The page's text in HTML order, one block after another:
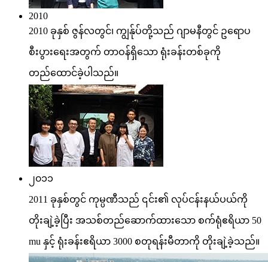
2010
2010 ခုနှစ် ဇွန်လတွင်၊ ကျွန်ုပ်တို့သည် ဂျာမနီတွင် ဥရောပ
စီးပွားရေးအတွက် တာဝန်ရှိသော ရုံးခန်းတစ်ခုကို
တည်ထောင်ခဲ့ပါသည်။
၂၀၁၁
2011 ခုနှစ်တွင် ကုမ္ပဏီသည် ၎င်း၏ လုပ်ငန်းနယ်ပယ်ကို
တိုးချဲ့ခဲ့ပြီး အသစ်တည်ဆောက်ထားသော စက်ရုံဧရိယာ 50
mu နှင့် ရုံးခန်းဧရိယာ 3000 စတုရန်းမီတာကို တိုးချဲ့ခဲ့သည်။